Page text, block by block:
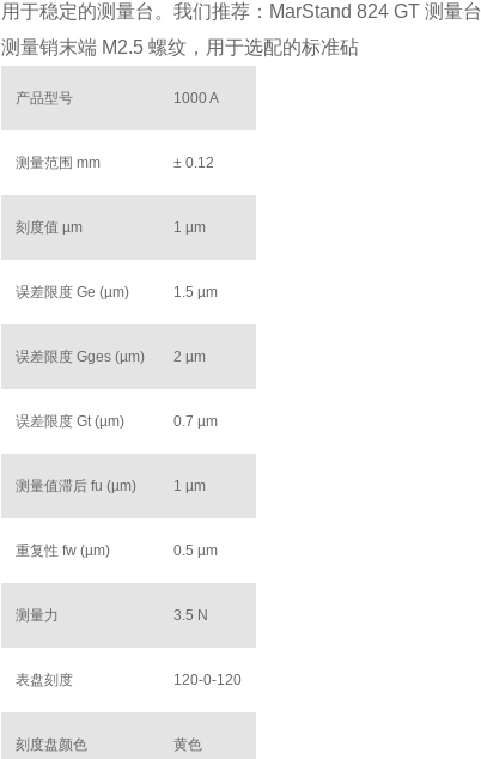
用于稳定的测量台。我们推荐：MarStand 824 GT 测量台
测量销末端 M2.5 螺纹，用于选配的标准砧
产品型号 1000 A
测量范围 mm ± 0.12
刻度值 µm 1 µm
误差限度 Ge (µm) 1.5 µm
误差限度 Gges (µm) 2 µm
误差限度 Gt (µm) 0.7 µm
测量值滞后 fu (µm) 1 µm
重复性 fw (µm) 0.5 µm
测量力 3.5 N
表盘刻度 120-0-120
刻度盘颜色 黄色